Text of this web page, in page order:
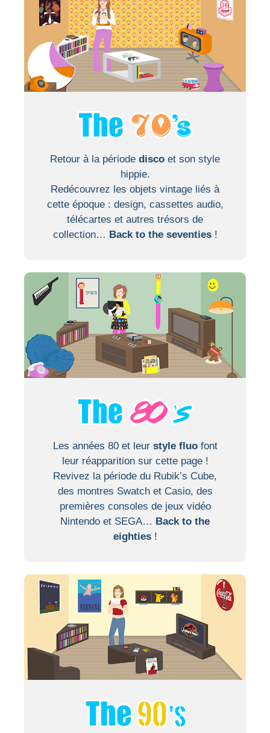
Retour à la période disco et son style
hippie.
Redécouvrez les objets vintage liés à
cette époque : design, cassettes audio,
télécartes et autres trésors de
collection… Back to the seventies!
Les années 80 et leur style fluofont
leur réapparition sur cette page !
Revivez la période du Rubik’s Cube,
des montres Swatch et Casio, des
premières consoles de jeux vidéo
Nintendo et SEGA… Back to the
eighties!